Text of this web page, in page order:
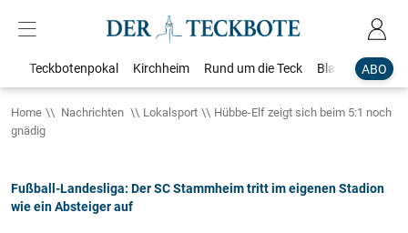
ABO
Teckbotenpokal Kirchheim Rund um die Teck Blaulicht
Home Nachrichten Lokalsport
Hübbe-Elf zeigt sich beim 5:1 noch
gnädig
Fußball-Landesliga: Der SC Stammheim tritt im eigenen Stadion
wie ein Absteiger auf